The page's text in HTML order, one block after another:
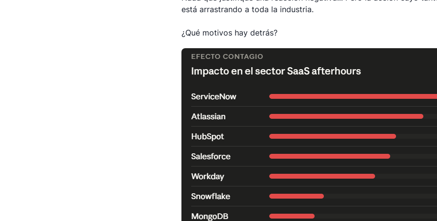
está arrastrando a toda la industria.